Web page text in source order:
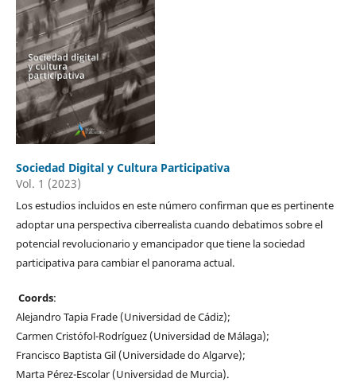
Sociedad Digital y Cultura Participativa
Vol. 1 (2023)
Los estudios incluidos en este número confirman que es pertinente
adoptar una perspectiva ciberrealista cuando debatimos sobre el
potencial revolucionario y emancipador que tiene la sociedad
participativa para cambiar el panorama actual.
Coords:
Alejandro Tapia Frade (Universidad de Cádiz);
Carmen Cristófol-Rodríguez (Universidad de Málaga);
Francisco Baptista Gil (Universidade do Algarve);
Marta Pérez-Escolar (Universidad de Murcia).